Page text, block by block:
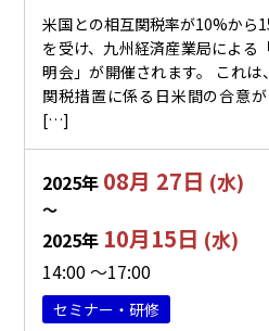
米国との相互関税率が10%から
を受け、九州経済産業局による
明会」が開催されます。 これ
関税措置に係る日米間の合意
[…]
2025年 08月 27日 (水)
〜
2025年 10月15日 (水)
14:00 ～17:00
セミナー・研修